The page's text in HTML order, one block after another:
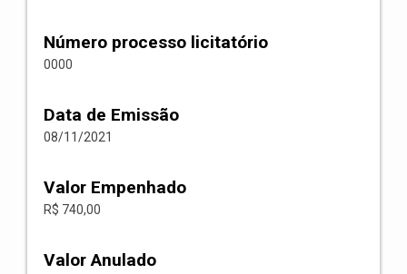
Número processo licitatório
0000
Data de Emissão
08/11/2021
Valor Empenhado
R$ 740,00
Valor Anulado